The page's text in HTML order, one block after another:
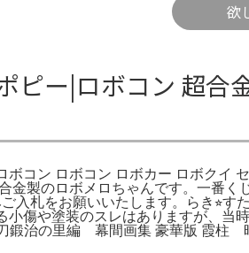
欲
ピー|ロボコン 超合
コン ロボコン ロボカー ロボクイ
製のロボメロちゃんです。一番く
札をお願いいたします。らき⭐︎す
傷や塗装のスレはありますが、当
治の里編 幕間画集 豪華版 霞柱